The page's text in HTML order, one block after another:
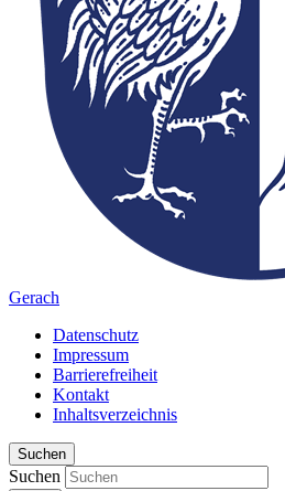
Gerach
Datenschutz
Impressum
Barrierefreiheit
Kontakt
Inhaltsverzeichnis
Suchen
Suchen